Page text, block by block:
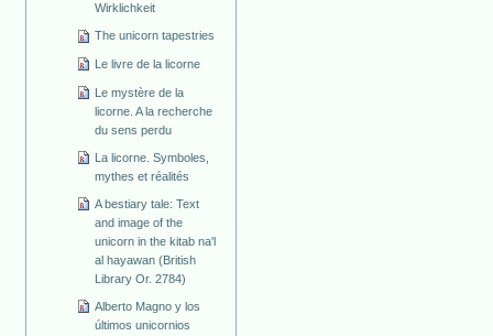
Wirklichkeit
The unicorn tapestries
Le livre de la licorne
Le mystère de la
licorne. A la recherche
du sens perdu
La licorne. Symboles,
mythes et réalités
A bestiary tale: Text
and image of the
unicorn in the kitab na'l
al hayawan (British
Library Or. 2784)
Alberto Magno y los
últimos unicornios